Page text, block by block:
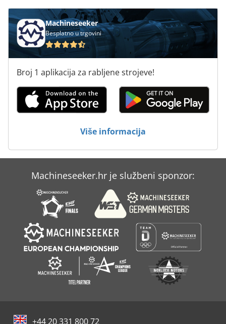
Radno Vozilo
St Ispis Sustavi
Statistika Ent
Ugriz Na Dijagnostički Uređaj
Machineseeker
Besplatno u trgovini
Broj 1 aplikacija za rabljene strojeve!
Više informacija
Machineseeker.hr je službeni sponzor:
+44 20 331 800 72